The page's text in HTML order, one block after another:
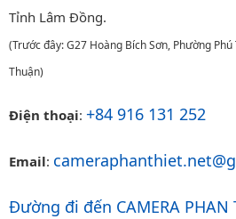
Tỉnh Lâm Đồng.
(Trước đây: G27 Hoàng Bích Sơn, Phường Phú
Thuận)
Điện thoại: +84 916 131 252
Email:
Đường đi đến CAMERA PHAN